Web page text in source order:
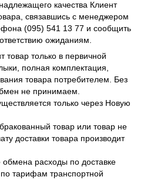
качества Клиент
связавшись с менеджером
(095) 541 13 77 и сообщить
ожиданиям.
товар только в первичной
полная комплектация,
товара потребителем. Без
не принимаем.
только через Новую
товар или товар не
доставки товара производит
расходы по доставке
по тарифам транспортной